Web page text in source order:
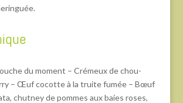
du moment – Crémeux de chou-
– Œuf cocotte à la truite fumée – Bœuf
chutney de pommes aux baies roses,